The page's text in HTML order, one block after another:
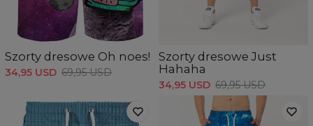
Szorty dresowe Oh noes!
34,95 USD 69,95 USD
Szorty dresowe Just
Hahaha
34,95 USD 69,95 USD